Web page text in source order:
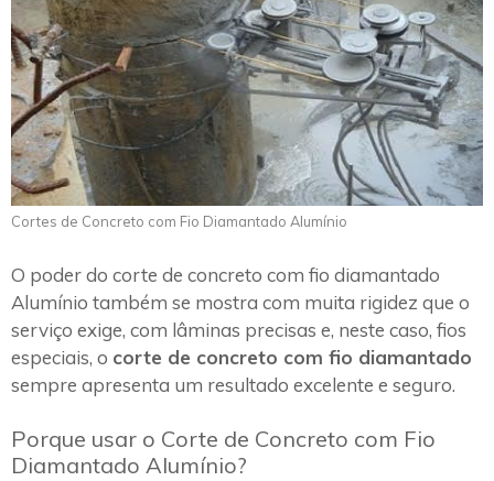
Cortes de Concreto com Fio Diamantado Alumínio
O poder do corte de concreto com fio diamantado
Alumínio também se mostra com muita rigidez que o
serviço exige, com lâminas precisas e, neste caso, fios
especiais, o corte de concreto com fio diamantado
sempre apresenta um resultado excelente e seguro.
Porque usar o Corte de Concreto com Fio
Diamantado Alumínio?